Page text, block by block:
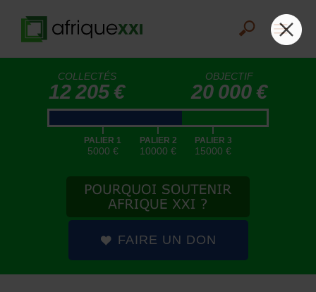
COLLECTÉS
12 205 €
OBJECTIF
20 000 €
|
PALIER 1
5000 €
|
PALIER 2
10000 €
|
PALIER 3
15000 €
FAIRE UN DON